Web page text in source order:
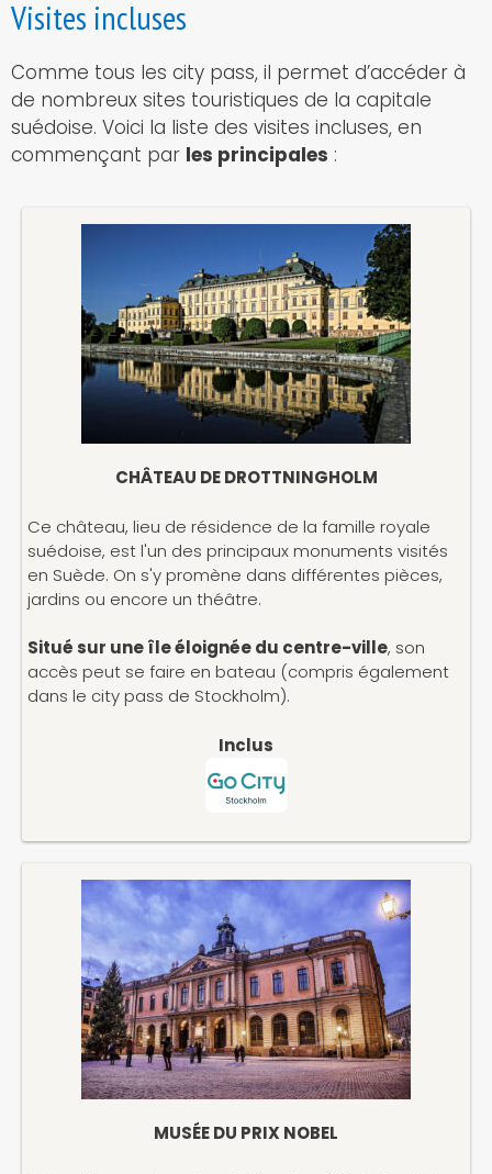
Visites incluses
Comme tous les city pass, il permet d’accéder à
de nombreux sites touristiques de la capitale
suédoise. Voici la liste des visites incluses, en
commençant par les principales :
CHÂTEAU DE DROTTNINGHOLM
Ce château, lieu de résidence de la famille royale
suédoise, est l'un des principaux monuments visités
en Suède. On s'y promène dans différentes pièces,
jardins ou encore un théâtre.
Situé sur une île éloignée du centre-ville, son
accès peut se faire en bateau (compris également
dans le city pass de Stockholm).
Inclus
MUSÉE DU PRIX NOBEL